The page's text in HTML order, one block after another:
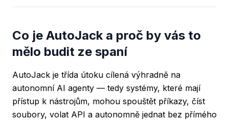
Co je AutoJack a proč by vás to
mělo budit ze spaní
AutoJack je třída útoku cílená výhradně na
autonomní AI agenty — tedy systémy, které mají
přístup k nástrojům, mohou spouštět příkazy, číst
soubory, volat API a autonomně jednat bez přímého